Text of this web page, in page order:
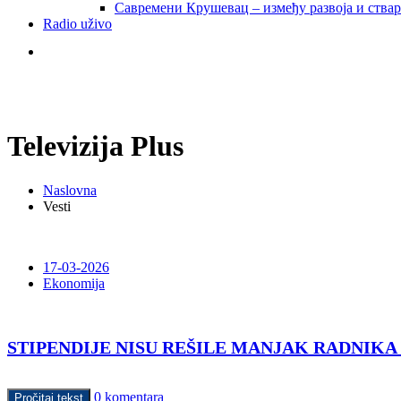
Савремени Крушевац – између развоја и
Radio uživo
Televizija Plus
Naslovna
Vesti
17-03-2026
Ekonomija
STIPENDIJE NISU REŠILE MANJAK RADNIKA
Pročitaj tekst 0 komentara